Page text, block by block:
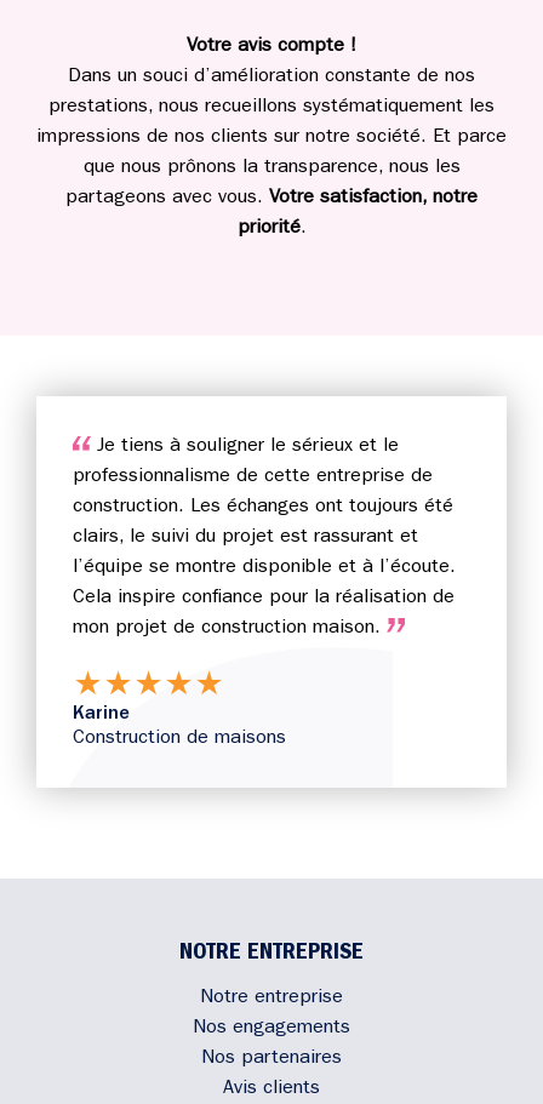
Votre avis compte !
Dans un souci d’amélioration constante de nos
prestations, nous recueillons systématiquement les
impressions de nos clients sur notre société. Et parce
que nous prônons la transparence, nous les
partageons avec vous. Votre satisfaction, notre
priorité.
Je tiens à souligner le sérieux et le
professionnalisme de cette entreprise de
construction. Les échanges ont toujours été
clairs, le suivi du projet est rassurant et
l’équipe se montre disponible et à l’écoute.
Cela inspire confiance pour la réalisation de
mon projet de construction maison.
★★★★★
Karine
Construction de maisons
NOTRE ENTREPRISE
Notre entreprise
Nos engagements
Nos partenaires
Avis clients